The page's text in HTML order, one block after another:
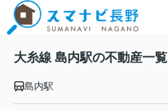
大糸線 島内駅の不動産一覧
島内駅